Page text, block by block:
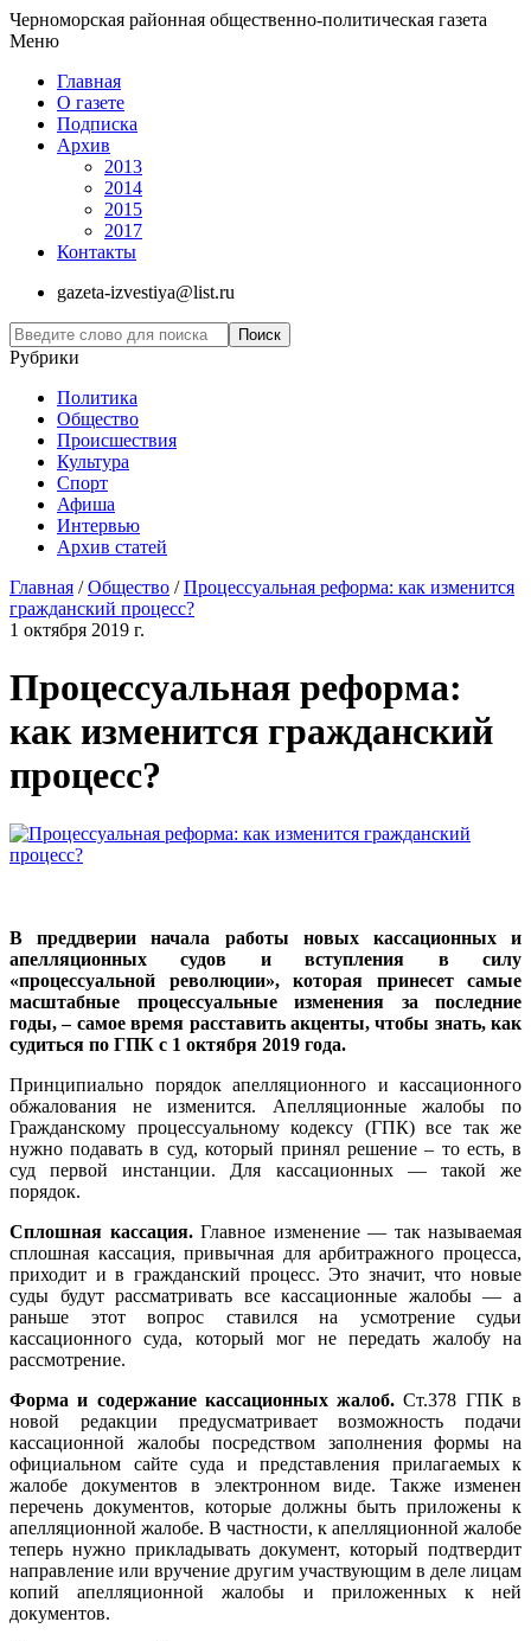
Черноморская районная общественно-политическая газета
Меню
Главная
О газете
Подписка
Архив
2013
2014
2015
2017
Контакты
gazeta-izvestiya@list.ru
Рубрики
Политика
Общество
Проиcшествия
Культура
Спорт
Афиша
Интервью
Архив статей
Главная /Общество /Процессуальная реформа: как изменится
гражданский процесс?
1 октября 2019 г.
Процессуальная реформа:
как изменится гражданский
процесс?
В преддверии начала работы новых кассационных и
апелляционных судов и вступления в силу
«процессуальной революции», которая принесет самые
масштабные процессуальные изменения за последние
годы, – самое время расставить акценты, чтобы знать, как
судиться по ГПК с 1 октября 2019 года.
Принципиально порядок апелляционного и кассационного
обжалования не изменится. Апелляционные жалобы по
Гражданскому процессуальному кодексу (ГПК) все так же
нужно подавать в суд, который принял решение – то есть, в
суд первой инстанции. Для кассационных — такой же
порядок.
Сплошная кассация.Главное изменение — так называемая
сплошная кассация, привычная для арбитражного процесса,
приходит и в гражданский процесс. Это значит, что новые
суды будут рассматривать все кассационные жалобы — а
раньше этот вопрос ставился на усмотрение судьи
кассационного суда, который мог не передать жалобу на
рассмотрение.
Форма и содержание кассационных жалоб. Ст.378 ГПК в
новой редакции предусматривает возможность подачи
кассационной жалобы посредством заполнения формы на
официальном сайте суда и представления прилагаемых к
жалобе документов в электронном виде. Также изменен
перечень документов, которые должны быть приложены к
апелляционной жалобе. В частности, к апелляционной жалобе
теперь нужно прикладывать документ, который подтвердит
направление или вручение другим участвующим в деле лицам
копий апелляционной жалобы и приложенных к ней
документов.